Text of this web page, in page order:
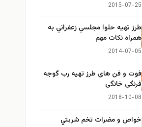
2015-07-25
طرز تهيه حلوا مجلسي زعفراني به
همراه نكات مهم
2014-07-05
فوت و فن های طرز تهیه رب گوجه
فرنگی خانگی
2018-10-08
خواص و مضرات تخم شربتي